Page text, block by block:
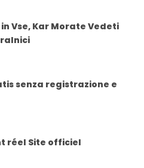
Vse, Kar Morate Vedeti
senza registrazione e
réel Site officiel